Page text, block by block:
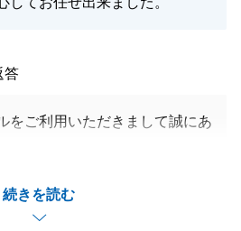
続きを読む
答
をご利用いただきまして誠にあ
たり当社サービスを利用頂いた
もあったかと思います。